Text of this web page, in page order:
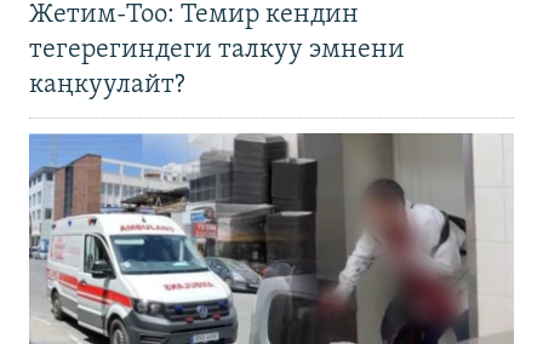
Жетим-Тоо: Темир кендин
тегерегиндеги талкуу эмнени
каңкуулайт?